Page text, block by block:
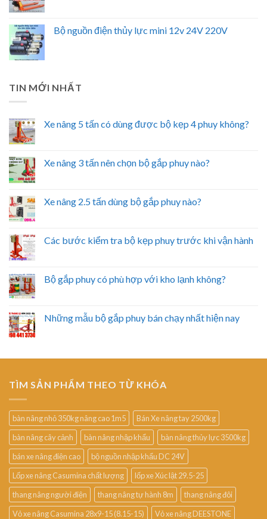
Bộ nguồn điện thủy lực mini 12v 24V 220V
TIN MỚI NHẤT
Xe nâng 5 tấn có dùng được bộ kẹp 4 phuy không?
Xe nâng 3 tấn nên chọn bộ gắp phuy nào?
Xe nâng 2.5 tấn dùng bộ gắp phuy nào?
Các bước kiểm tra bộ kẹp phuy trước khi vận hành
Bộ gắp phuy có phù hợp với kho lạnh không?
Những mẫu bộ gắp phuy bán chạy nhất hiện nay
TÌM SẢN PHẨM THEO TỪ KHÓA
bàn nâng nhỏ 350kg nâng cao 1m5
Bán Xe nâng tay 2500kg
bàn nâng cây cảnh
bàn nâng nhập khẩu
bàn nâng thủy lực 3500kg
bán xe nâng điện cao
bộ nguồn nhập khẩu DC 24V
Lốp xe nâng Casumina chất lượng
lốp xe Xúc lật 29.5-25
thang nâng người điện
thang nâng tự hành 8m
thang nâng đôi
Vỏ xe nâng Casumina 28x9-15 (8.15-15)
Vỏ xe nâng DEESTONE